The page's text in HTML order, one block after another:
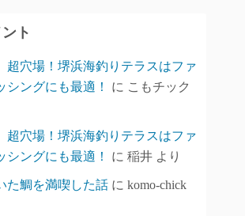
ト
超穴場！堺浜海釣りテラスはファ
シングにも最適！
に こもチック
超穴場！堺浜海釣りテラスはファ
シングにも最適！
に 稲井 より
た鯛を満喫した話 に komo-chick